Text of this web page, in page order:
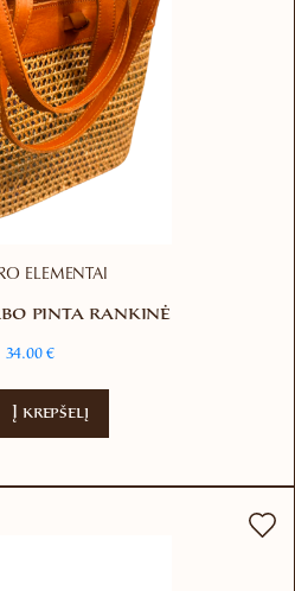
ELEMENTAI
pinta rankinė
34.00 €
Į krepšelį